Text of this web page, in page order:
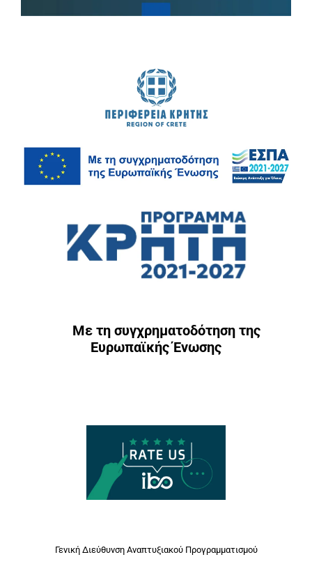
Με τη συγχρηματοδότηση της
Ευρωπαϊκής Ένωσης
Γενική Διεύθυνση Αναπτυξιακού Προγραμματισμού